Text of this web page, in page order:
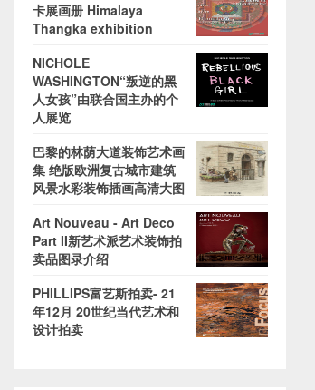
卡展画册 Himalaya
Thangka exhibition
NICHOLE
WASHINGTON“叛逆的黑
人女孩”由联合国主办的个
人展览
巴黎的林荫大道装饰艺术画
集 绝版欧洲复古城市建筑
风景水彩装饰插画高清大图
Art Nouveau - Art Deco
Part II新艺术派艺术装饰拍
卖品图录介绍
PHILLIPS富艺斯拍卖- 21
年12月 20世纪当代艺术和
设计拍卖